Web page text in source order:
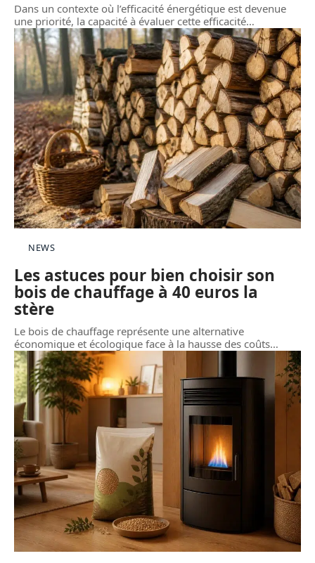
Dans un contexte où l’efficacité énergétique est devenue
une priorité, la capacité à évaluer cette efficacité…
NEWS
Les astuces pour bien choisir son
bois de chauffage à 40 euros la
stère
Le bois de chauffage représente une alternative
économique et écologique face à la hausse des coûts…